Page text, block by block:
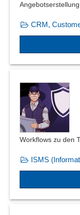
Angebotserstellung
CRM,
Workflows zu den
ISMS